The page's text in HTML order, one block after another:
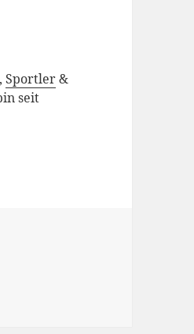
,Sportler&
seit